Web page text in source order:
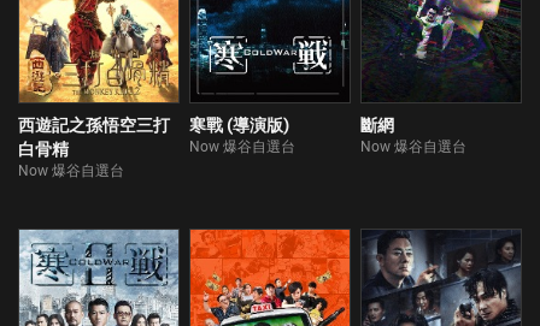
西遊記之孫悟空三打
白骨精
Now 爆谷自選台
寒戰 (導演版)
Now 爆谷自選台
斷網
Now 爆谷自選台